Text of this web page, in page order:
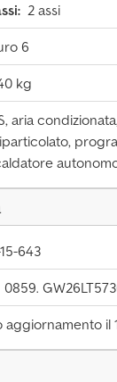
2 assi
6
kg
aria
643
0859.
aggiornamento il